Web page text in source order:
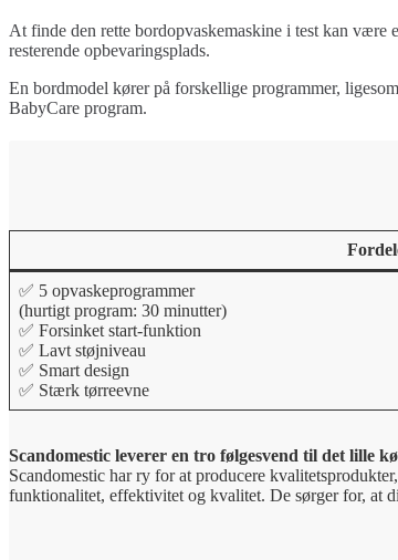
At finde den rette bordopvaskemaskine i test kan være
resterende opbevaringsplads.
En bordmodel kører på forskellige programmer,
BabyCare program.
✅ 5 opvaskeprogrammer
(hurtigt program: 30 minutter)
✅ Forsinket start-funktion
✅ Lavt støjniveau
✅ Smart design
✅ Stærk tørreevne
Scandomestic leverer en tro følgesvend til det lille
Scandomestic har ry for at producere
funktionalitet, effektivitet og kvalitet. De sørger for, at